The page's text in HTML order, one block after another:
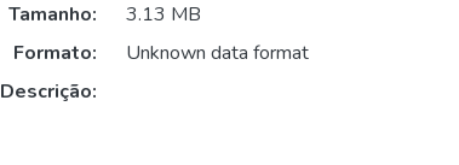
Tamanho:
3.13 MB
Formato:
Unknown data format
Descrição: